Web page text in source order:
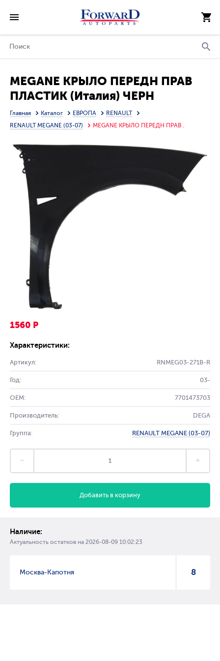
MEGANE КРЫЛО ПЕРЕДН ПРАВ
ПЛАСТИК (Италия) ЧЕРН
Главная Каталог ЕВРОПА
RENAULT
RENAULT MEGANE (03-07)
MEGANE КРЫЛО ПЕРЕДН ПРАВ .
1560 Р
Характеристики:
Артикул: RNMEG03-271B-R
Год: 03-
OEM: 7701473703
Производитель: DEGA
Группа: RENAULT MEGANE (03-07)
Добавить в корзину
Наличие:
Актуальность остатков на 2026-08-09 10:02:23
Москва-Капотня 8